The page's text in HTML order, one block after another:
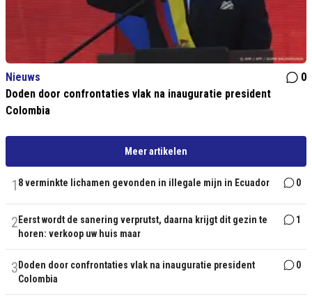
Nieuws
0
Doden door confrontaties vlak na inauguratie president
Colombia
Meer artikelen
1 8 verminkte lichamen gevonden in illegale mijn in Ecuador 0
2 Eerst wordt de sanering verprutst, daarna krijgt dit gezin te
horen: verkoop uw huis maar
1
3 Doden door confrontaties vlak na inauguratie president
Colombia
0